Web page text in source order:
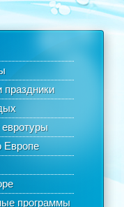
праздники
Европе
программы